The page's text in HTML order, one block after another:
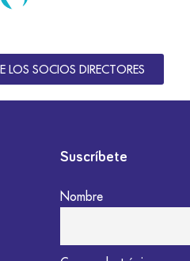
SOCIOS DIRECTORES
Suscríbete
Nombre